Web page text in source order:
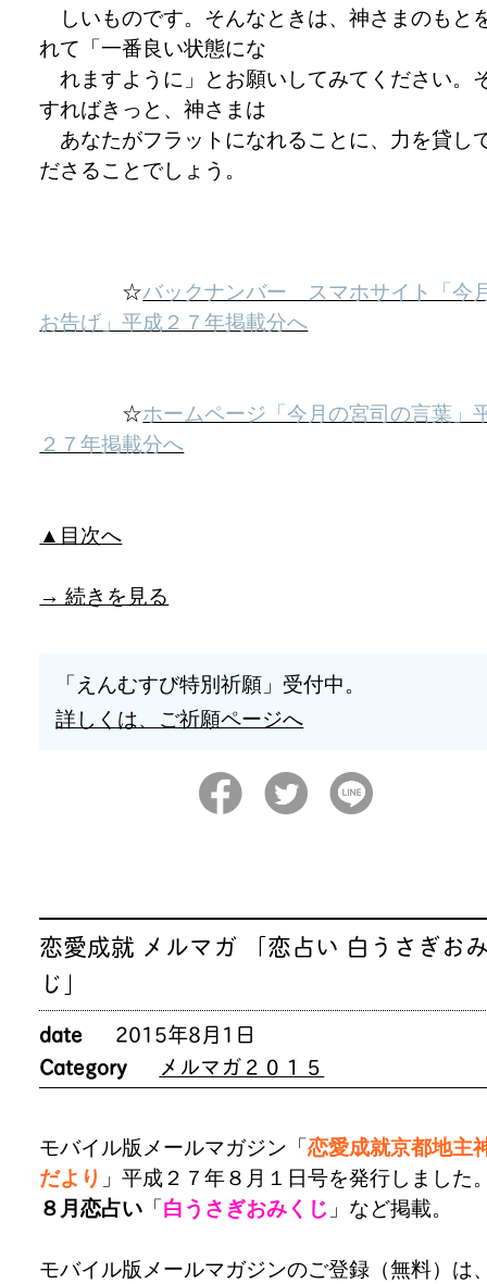
しいものです。そんなときは、神さまのもと
れて「一番良い状態にな
れますように」とお願いしてみてください。
すればきっと、神さまは
あなたがフラットになれることに、力を貸し
ださることでしょう。
☆バックナンバー スマホサイト「今
お告げ」平成２７年掲載分へ
☆ホームページ「今月の宮司の言葉」
２７年掲載分へ
▲目次へ
→ 続きを見る
「えんむすび特別祈願」受付中。
詳しくは、ご祈願ページへ
恋愛成就 メルマガ 「恋占い 白うさぎお
じ」
date
2015年8月1日
Category
メルマガ２０１５
モバイル版メールマガジン「恋愛成就京都地主
だより 」平成２７年８月１日号を発行しました
８月恋占い 「白うさぎおみくじ 」など掲載。
モバイル版メールマガジンのご登録（無料）は